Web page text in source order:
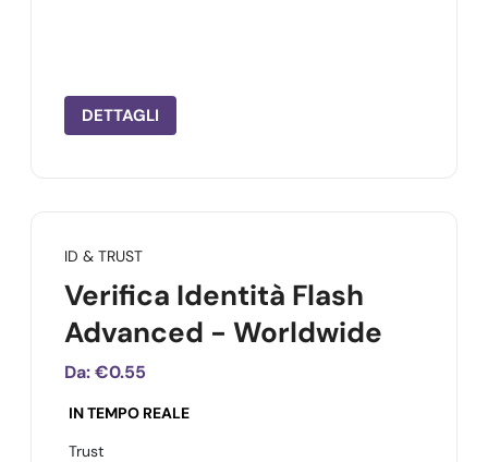
DETTAGLI
ID & TRUST
Verifica Identità Flash
Advanced - Worldwide
Da:€0.55
IN TEMPO REALE
Trust